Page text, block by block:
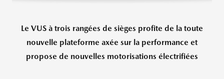
Le VUS à trois rangées de sièges profite de la toute
nouvelle plateforme axée sur la performance et
propose de nouvelles motorisations électrifiées